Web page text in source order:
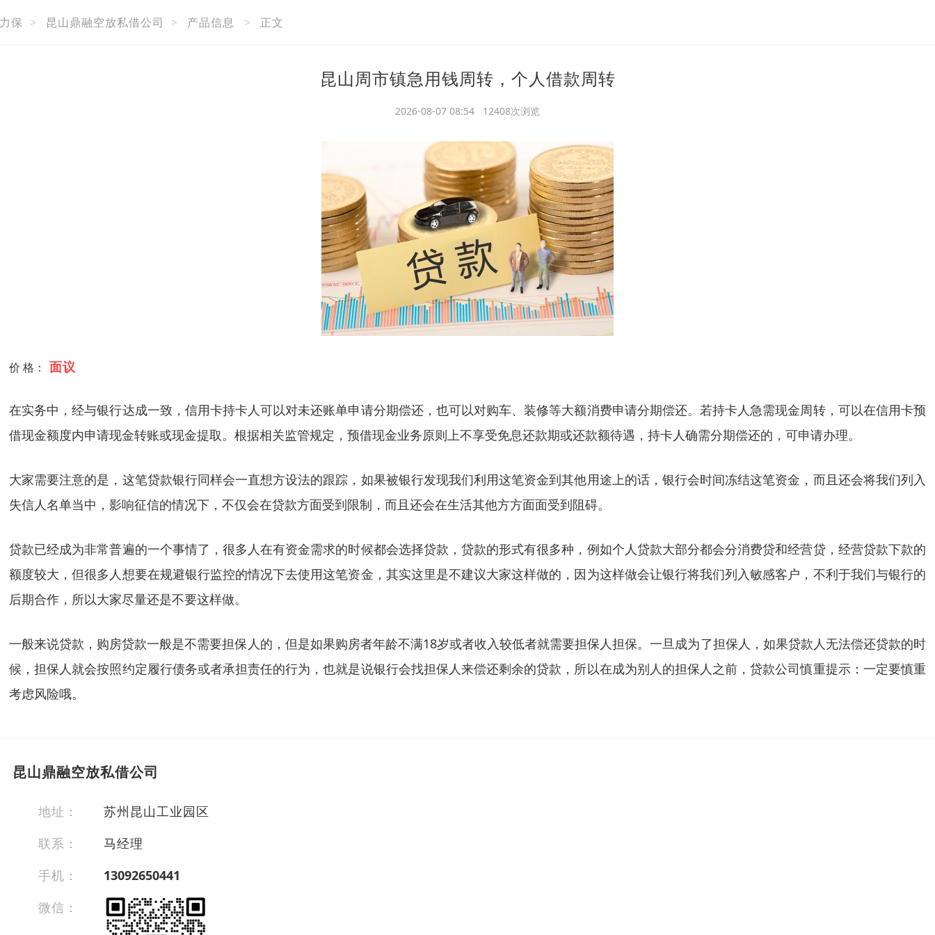
保 > 昆山鼎融空放私借公司 > 产品信息 > 正文
昆山周市镇急用钱周转，个人借款周转
2026-08-07 08:54 12408次浏览
价 格： 面议
在实务中，经与银行达成一致，信用卡持卡人可以对未还账单申请分期偿还，也可以对购车、装修等大额消费申请分期偿还。若持卡人急需现金周转，可以在信用卡预
借现金额度内申请现金转账或现金提取。根据相关监管规定，预借现金业务原则上不享受免息还款期或还款额待遇，持卡人确需分期偿还的，可申请办理。
大家需要注意的是，这笔贷款银行同样会一直想方设法的跟踪，如果被银行发现我们利用这笔资金到其他用途上的话，银行会时间冻结这笔资金，而且还会将我们列入
失信人名单当中，影响征信的情况下，不仅会在贷款方面受到限制，而且还会在生活其他方方面面受到阻碍。
贷款已经成为非常普遍的一个事情了，很多人在有资金需求的时候都会选择贷款，贷款的形式有很多种，例如个人贷款大部分都会分消费贷和经营贷，经营贷款下款的
额度较大，但很多人想要在规避银行监控的情况下去使用这笔资金，其实这里是不建议大家这样做的，因为这样做会让银行将我们列入敏感客户，不利于我们与银行的
后期合作，所以大家尽量还是不要这样做。
一般来说贷款，购房贷款一般是不需要担保人的，但是如果购房者年龄不满18岁或者收入较低者就需要担保人担保。一旦成为了担保人，如果贷款人无法偿还贷款的时
候，担保人就会按照约定履行债务或者承担责任的行为，也就是说银行会找担保人来偿还剩余的贷款，所以在成为别人的担保人之前，贷款公司慎重提示：一定要慎重
考虑风险哦。
昆山鼎融空放私借公司
地址：
苏州昆山工业园区
联系：
马经理
手机：
13092650441
微信：